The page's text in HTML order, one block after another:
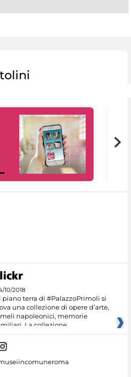
10/2018
piano terra di #PalazzoPrimoli si
una collezione di opere d’arte,
napoleonici, memorie
La collezione